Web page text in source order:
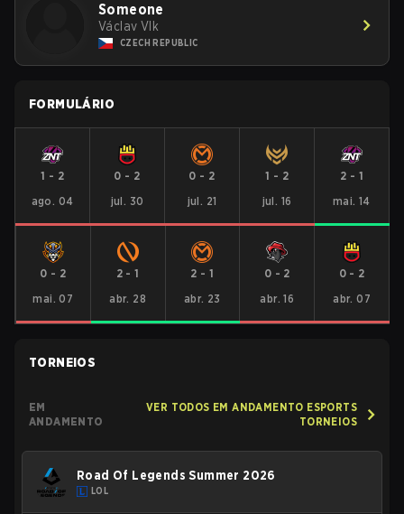
Someone
Václav Vlk
CZECH REPUBLIC
FORMULÁRIO
1 - 2
ago. 04
0 - 2
jul. 30
0 - 2
jul. 21
1 - 2
jul. 16
2 - 1
mai. 14
0 - 2
mai. 07
2 -1
abr. 28
2 -1
abr. 23
0 - 2
abr. 16
0- 2
abr. 07
TORNEIOS
EM
ANDAMENTO
VER TODOS EM ANDAMENTO ESPORTS
TORNEIOS
Road Of Legends Summer 2026
LOL